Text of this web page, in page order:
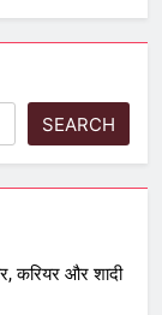
SEARCH
करियर और शादी